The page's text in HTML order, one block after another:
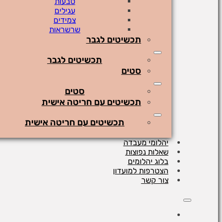
עגילים
צמידים
שרשראות
תכשיטים לגבר
תכשיטים לגבר
סטים
סטים
תכשיטים עם חריטה אישית
תכשיטים עם חריטה אישית
יהלומי מעבדה
שאלות נפוצות
בלוג יהלומים
הצטרפות למועדון
צור קשר